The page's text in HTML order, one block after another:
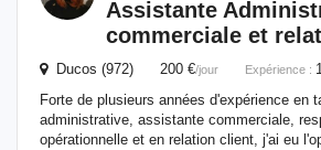
Assistante
commerciale et
Ducos (972) 200 €/jour Expérience :
Forte de plusieurs années d'expérience en
administrative, assistante commerciale,
opérationnelle et en relation client, j'ai eu